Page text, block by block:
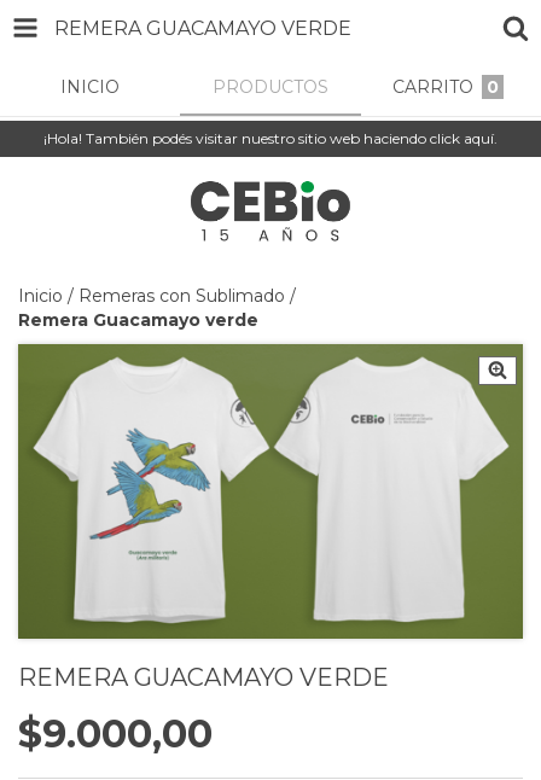
REMERA GUACAMAYO VERDE
INICIO PRODUCTOS CARRITO 0
¡Hola! También podés visitar nuestro sitio web haciendo click aquí.
Inicio / Remeras con Sublimado /
Remera Guacamayo verde
REMERA GUACAMAYO VERDE
$9.000,00